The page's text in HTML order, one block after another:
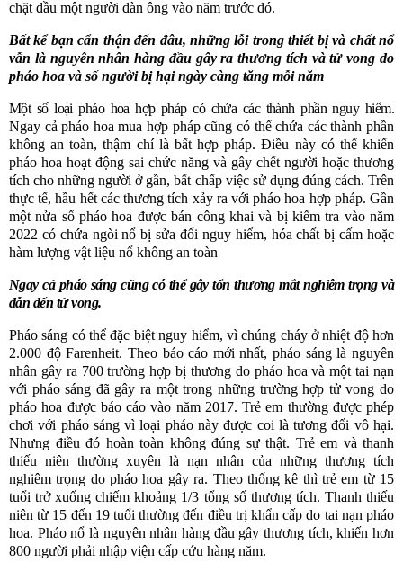
chặt đầu một người đàn ông vào năm trước đó.
Bất kể bạn cẩn thận đến đâu, những lỗi trong thiết bị và chất nổ
vẫn là nguyênnhân hàng đầu gây ra thương tích và tử vong do
pháo hoa và số người bị hại ngày càng tăng mỗi năm
Một số loại pháo hoa hợp pháp có chứa các thành phần nguy hiểm.
Ngay cả pháo hoa mua hợp pháp cũng có thể chứa các thành phần
không an toàn,thậm chí là bất hợp pháp. Điều này có thể khiến
pháo hoa hoạt động sai chức năng và gây chết người hoặc thương
tích cho những người ở gần, bất chấp việc sử dụng đúng cách. Trên
thực tế, hầu hết các thương tích xảy ra với pháo hoa hợp pháp. Gần
một nửa số pháo hoa được bán công khai và bị kiểm tra vào năm
2022 có chứa ngòi nổ bị sửa đổi nguy hiểm, hóa chất bị cấm hoặc
hàm lượng vật liệu nổ không an toàn
Ngay cả pháo sáng cũng có thể gây tổn thương mắt nghiêm trọng và
dẫn đến tử vong.
Pháo sáng có thể đặc biệt nguy hiểm, vì chúng cháy ở nhiệt độ hơn
2.000 độ Farenheit. Theo báo cáo mới nhất, pháo sáng là nguyên
nhân gây ra 700 trường hợp bị thương do pháo hoa và một tai nạn
với pháo sáng đã gây ra một trong những trường hợp tử vong do
pháo hoa được báo cáo vào năm 2017. Trẻ em thường được phép
chơi với pháo sáng vì loại pháo này được coi là tương đối vô hại.
Nhưng điều đó hoàn toàn không đúng sự thật. Trẻ em và thanh
thiếu niên thường xuyên là nạn nhân của những thương tích
nghiêm trọng do pháo hoa gây ra. Theo thống kê thì trẻ em từ 15
tuổi trở xuống chiếm khoảng 1/3 tổng số thương tích. Thanh thiếu
niên từ 15 đến 19 tuổithường đến điều trị khẩn cấp do tai nạn pháo
hoa. Pháo nổ là nguyên nhân hàng đầu gây thương tích, khiến hơn
800 người phải nhập viện cấp cứu hàng năm.